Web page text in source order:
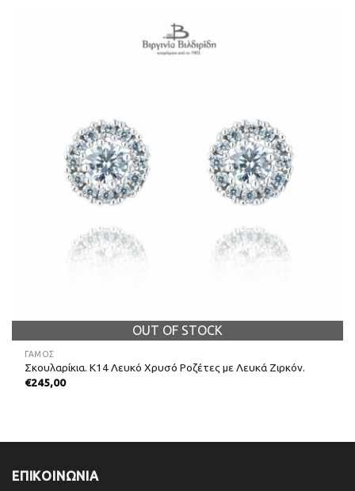
OUT OF STOCK
ΓΑΜΟΣ
Σκουλαρίκια. Κ14 Λευκό Χρυσό Ροζέτες με Λευκά Ζιρκόν.
€245,00
ΕΠΙΚΟΙΝΩΝΊΑ